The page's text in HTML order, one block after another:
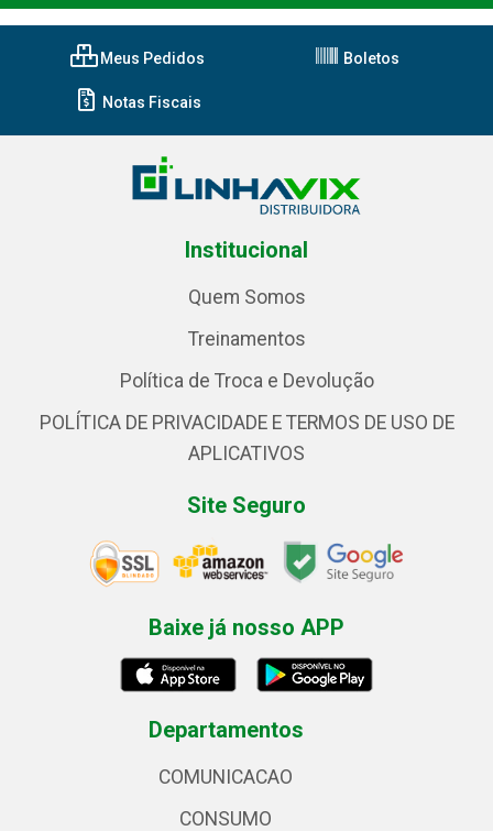
Meus Pedidos Boletos
Notas Fiscais
Institucional
Quem Somos
Treinamentos
Política de Troca e Devolução
POLÍTICA DE PRIVACIDADE E TERMOS DE USO DE
APLICATIVOS
Site Seguro
Baixe já nosso APP
Departamentos
COMUNICACAO
CONSUMO